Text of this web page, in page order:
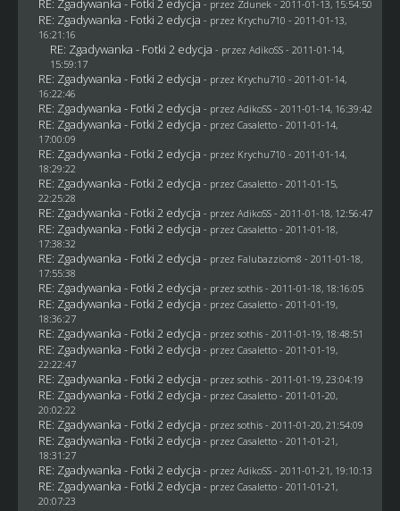
RE: Zgadywanka - Fotki 2 edycja - przez Zdunek - 2011-01-13, 15:54:50
RE: Zgadywanka - Fotki 2 edycja - przez Krychu710 - 2011-01-13,
16:21:16
RE: Zgadywanka - Fotki 2 edycja - przez AdikoSS - 2011-01-14,
15:59:17
RE: Zgadywanka - Fotki 2 edycja - przez Krychu710 - 2011-01-14,
16:22:46
RE: Zgadywanka - Fotki 2 edycja - przez AdikoSS - 2011-01-14, 16:39:42
RE: Zgadywanka - Fotki 2 edycja - przez Casaletto- 2011-01-14,
17:00:09
RE: Zgadywanka - Fotki 2 edycja - przez Krychu710 - 2011-01-14,
18:29:22
RE: Zgadywanka - Fotki 2 edycja - przez Casaletto- 2011-01-15,
22:25:28
RE: Zgadywanka - Fotki 2 edycja - przez AdikoSS - 2011-01-18, 12:56:47
RE: Zgadywanka - Fotki 2 edycja - przez Casaletto- 2011-01-18,
17:38:32
RE: Zgadywanka - Fotki 2 edycja - przez Falubazziom8 - 2011-01-18,
17:55:38
RE: Zgadywanka - Fotki 2 edycja - przez sothis- 2011-01-18, 18:16:05
RE: Zgadywanka - Fotki 2 edycja - przez Casaletto- 2011-01-19,
18:36:27
RE: Zgadywanka - Fotki 2 edycja - przez sothis- 2011-01-19, 18:48:51
RE: Zgadywanka - Fotki 2 edycja - przez Casaletto- 2011-01-19,
22:22:47
RE: Zgadywanka - Fotki 2 edycja - przez sothis- 2011-01-19, 23:04:19
RE: Zgadywanka - Fotki 2 edycja - przez Casaletto- 2011-01-20,
20:02:22
RE: Zgadywanka - Fotki 2 edycja - przez sothis- 2011-01-20, 21:54:09
RE: Zgadywanka - Fotki 2 edycja - przez Casaletto- 2011-01-21,
18:31:27
RE: Zgadywanka - Fotki 2 edycja - przez AdikoSS - 2011-01-21, 19:10:13
RE: Zgadywanka - Fotki 2 edycja - przez Casaletto- 2011-01-21,
20:07:23